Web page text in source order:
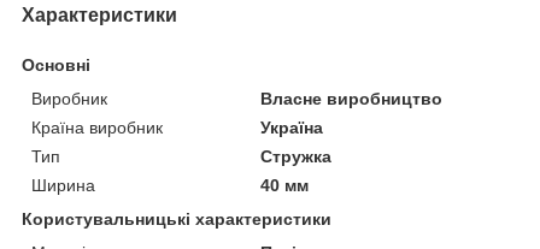
Характеристики
Основні
Виробник
Власне виробництво
Країна виробник
Україна
Тип
Стружка
Ширина
40 мм
Користувальницькі характеристики